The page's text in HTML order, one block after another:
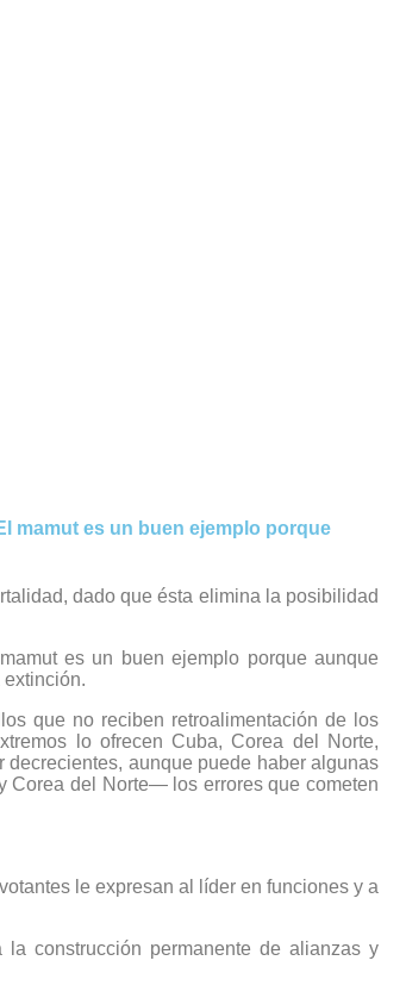
mamut es un buen ejemplo porque
dado que ésta elimina la posibilidad
es un buen ejemplo porque aunque
que no reciben retroalimentación de los
lo ofrecen Cuba, Corea del Norte,
aunque puede haber algunas
Corea del Norte— los errores que cometen
le expresan al líder en funciones y a
construcción permanente de alianzas y